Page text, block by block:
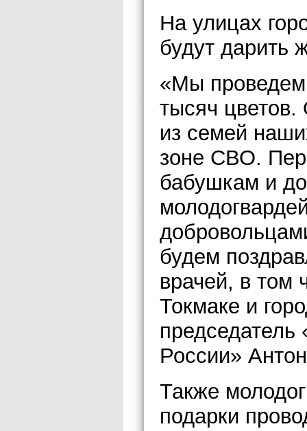
На улицах
будут дарить
«Мы проведем
тысяч
из семей
зоне СВО.
бабушкам и
будем
врачей, в том
Токмаке и
России»
Также
подарки